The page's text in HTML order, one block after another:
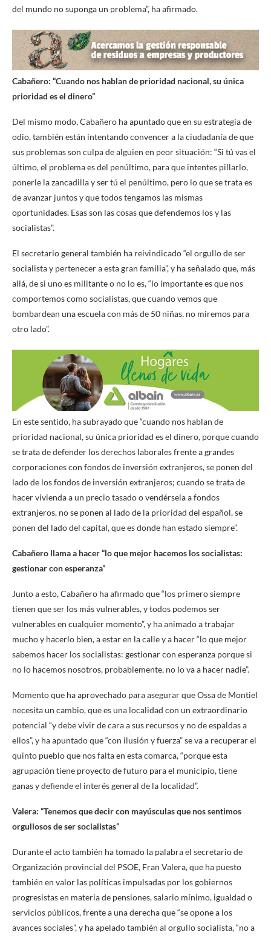
del mundo no suponga un problema”, ha afirmado.
Cabañero: “Cuando nos hablan de prioridad nacional, su única
prioridad es el dinero”
Del mismo modo, Cabañero ha apuntado que en su estrategia de
odio, también están intentando convencer a la ciudadanía de que
sus problemas son culpa de alguien en peor situación: “Si tú vas el
último, el problema es del penúltimo, para que intentes pillarlo,
ponerle la zancadilla y ser tú el penúltimo, pero lo que se trata es
de avanzar juntos y que todos tengamos las mismas
oportunidades. Esas son las cosas que defendemos los y las
socialistas”.
El secretario general también ha reivindicado “el orgullo de ser
socialista y pertenecer a esta gran familia”, y ha señalado que, más
allá, de si uno es militante o no lo es, “lo importante es que nos
comportemos como socialistas, que cuando vemos que
bombardean una escuela con más de 50 niñas, no miremos para
otro lado”.
En este sentido, ha subrayado que “cuando nos hablan de
prioridad nacional, su única prioridad es el dinero, porque cuando
se trata de defender los derechos laborales frente a grandes
corporaciones con fondos de inversión extranjeros, se ponen del
lado de los fondos de inversión extranjeros; cuando se trata de
hacer vivienda a un precio tasado o vendérsela a fondos
extranjeros, no se ponen al lado de la prioridad del español, se
ponen del lado del capital, que es donde han estado siempre”.
Cabañero llama a hacer “lo que mejor hacemos los socialistas:
gestionar con esperanza”
Junto a esto, Cabañero ha afirmado que “los primero siempre
tienen que ser los más vulnerables, y todos podemos ser
vulnerables en cualquier momento”, y ha animado a trabajar
mucho y hacerlo bien, a estar en la calle y a hacer “lo que mejor
sabemos hacer los socialistas: gestionar con esperanza porque si
no lo hacemos nosotros, probablemente, no lo va a hacer nadie”.
Momento que ha aprovechado para asegurar que Ossa de Montiel
necesita un cambio, que es una localidad con un extraordinario
potencial “y debe vivir de cara a sus recursos y no de espaldas a
ellos”, y ha apuntado que “con ilusión y fuerza” se va a recuperar el
quinto pueblo que nos falta en esta comarca, “porque esta
agrupación tiene proyecto de futuro para el municipio, tiene
ganas y defiende el interés general de la localidad”.
Valera: “Tenemos que decir con mayúsculas que nos sentimos
orgullosos de ser socialistas”
Durante el acto también ha tomado la palabra el secretario de
Organización provincial del PSOE, Fran Valera, que ha puesto
también en valor las políticas impulsadas por los gobiernos
progresistas en materia de pensiones, salario mínimo, igualdad o
servicios públicos, frente a una derecha que “se opone a los
avances sociales”, y ha apelado también al orgullo socialista, “no a